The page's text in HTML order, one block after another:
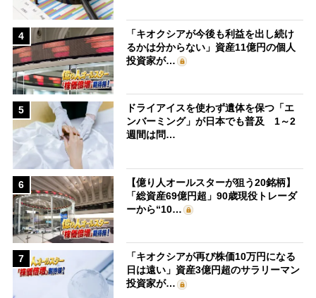
4
「キオクシアが今後も利益を出し続け
るかは分からない」資産11億円の個人
投資家が…
5
ドライアイスを使わず遺体を保つ「エ
ンバーミング」が日本でも普及 1～2
週間は問…
6
【億り人オールスターが狙う20銘柄】
「総資産69億円超」90歳現役トレーダ
ーから“10…
7
「キオクシアが再び株価10万円になる
日は遠い」資産3億円超のサラリーマン
投資家が…